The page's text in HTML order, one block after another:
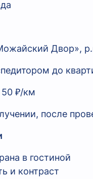
Двор»,
до
₽/км
после
в гостиной
и контраст